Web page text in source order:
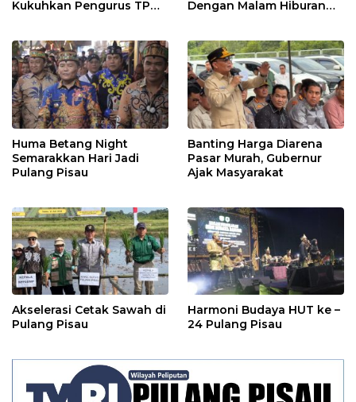
Kukuhkan Pengurus TP
Dengan Malam Hiburan
Huma Betang Night
Semarakkan Hari Jadi
Pulang Pisau
Banting Harga Diarena
Pasar Murah, Gubernur
Ajak Masyarakat
Akselerasi Cetak Sawah di
Pulang Pisau
Harmoni Budaya HUT ke –
24 Pulang Pisau